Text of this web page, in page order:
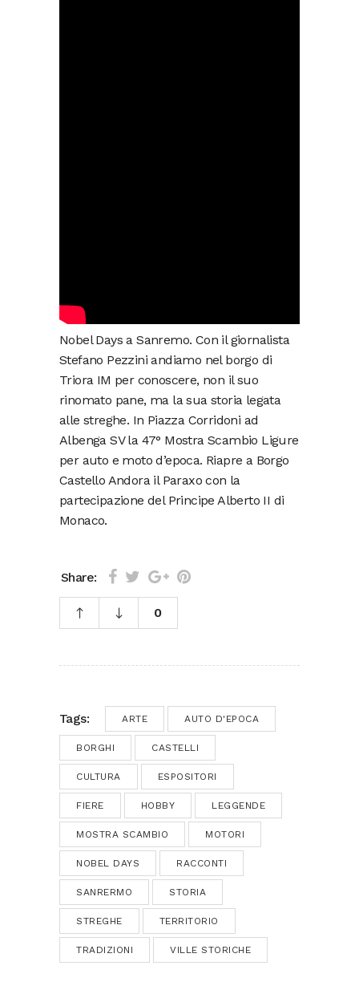
Nobel Days a Sanremo. Con il giornalista
Stefano Pezzini andiamo nel borgo di
Triora IM per conoscere, non il suo
rinomato pane, ma la sua storia legata
alle streghe. In Piazza Corridoni ad
Albenga SV la 47° Mostra Scambio Ligure
per auto e moto d’epoca. Riapre a Borgo
Castello Andora il Paraxo con la
partecipazione del Principe Alberto II di
Monaco.
Share:
0
Tags: ARTE AUTO D'EPOCA
BORGHI CASTELLI
CULTURA ESPOSITORI
FIERE HOBBY LEGGENDE
MOSTRA SCAMBIO MOTORI
NOBEL DAYS RACCONTI
SANRERMO STORIA
STREGHE TERRITORIO
TRADIZIONI VILLE STORICHE